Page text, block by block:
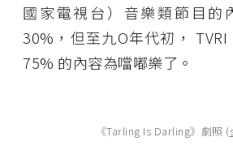
國家電視台）音樂類節目的
30%，但至九O年代初，
75% 的內容為噹嘟樂了。
《Tarling Is Darling》劇照 (